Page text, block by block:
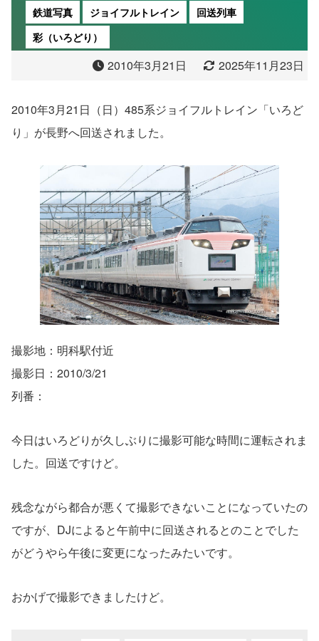
鉄道写真 ジョイフルトレイン
回送列車
彩（いろどり）
2010年3月21日 2025年11月23日
2010年3月21日（日）485系ジョイフルトレイン「いろど
り」が長野へ回送されました。
撮影地：明科駅付近
撮影日：2010/3/21
列番：
今日はいろどりが久しぶりに撮影可能な時間に運転されま
した。回送ですけど。
残念ながら都合が悪くて撮影できないことになっていたの
ですが、DJによると午前中に回送されるとのことでした
がどうやら午後に変更になったみたいです。
おかげで撮影できましたけど。